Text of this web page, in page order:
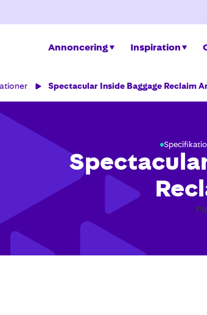
Annoncering Inspiration
Spectacular Inside Baggage Reclaim